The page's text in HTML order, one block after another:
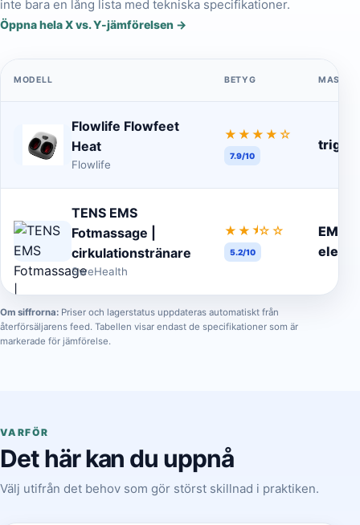
inte bara en lång lista med tekniska specifikationer.
Öppna hela X vs. Y-jämförelsen →
MODELL BETYG
Flowlife Flowfeet
Heat
Flowlife
★★★★ ☆
7.9/10
TENS EMS
Fotmassage |
cirkulationstränare
SweHealth
★★ ★☆☆
5.2/10
EMS/
Om siffrorna: Priser och lagerstatus uppdateras automatiskt från
återförsäljarens feed. Tabellen visar endast de specifikationer som är
markerade för jämförelse.
VARFÖR
Det här kan du uppnå
Välj utifrån det behov som gör störst skillnad i praktiken.